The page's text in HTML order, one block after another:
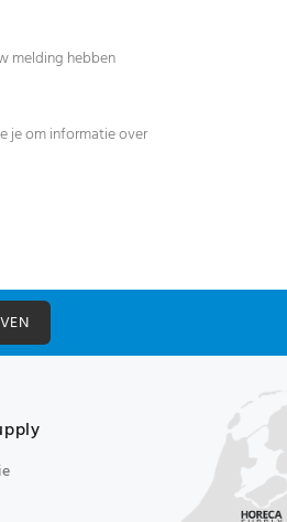
melding hebben
je om informatie over